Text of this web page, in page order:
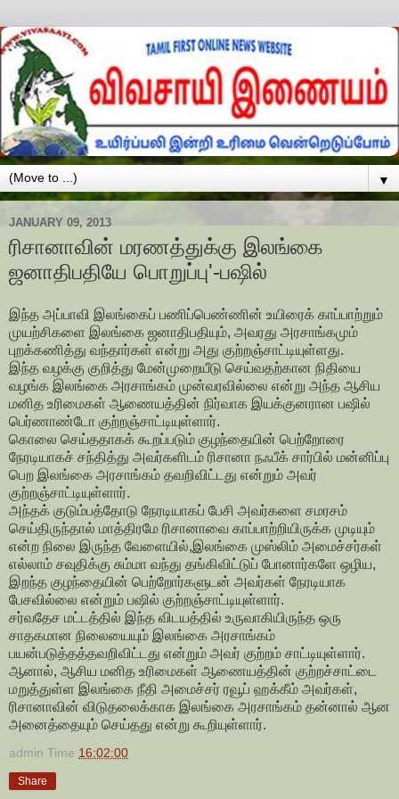
▼
JANUARY 09, 2013
ரிசானாவின் மரணத்துக்கு இலங்கை
ஜனாதிபதியே பொறுப்பு'-பஷில்
இந்த அப்பாவி இலங்கைப் பணிப்பெண்ணின் உயிரைக் காப்பாற்றும்
முயற்சிகளை இலங்கை ஜனாதிபதியும், அவரது அரசாங்கமும்
புறக்கணித்து வந்தார்கள் என்று அது குற்றஞ்சாட்டியுள்ளது.
இந்த வழக்கு குறித்து மேன்முறையீடு செய்வதற்கான நிதியை
வழங்க இலங்கை அரசாங்கம் முன்வரவில்லை என்று அந்த ஆசிய
மனித உரிமைகள் ஆணையத்தின் நிர்வாக இயக்குனரான பஷில்
பெர்ணாண்டோ குற்றஞ்சாட்டியுள்ளார்.
கொலை செய்ததாகக் கூறப்படும் குழந்தையின் பெற்றோரை
நேரடியாகச் சந்தித்து அவர்களிடம் ரிசானா நஃபீக் சார்பில் மன்னிப்பு
பெற இலங்கை அரசாங்கம் தவறிவிட்டது என்றும் அவர்
குற்றஞ்சாட்டியுள்ளார்.
அந்தக் குடும்பத்தோடு நேரடியாகப் பேசி அவர்களை சமரசம்
செய்திருந்தால் மாத்திரமே ரிசானாவை காப்பாற்றியிருக்க முடியும்
என்ற நிலை இருந்த வேளையில்,இலங்கை முஸ்லிம் அமைச்சர்கள்
எல்லாம் சவுதிக்கு சும்மா வந்து தங்கிவிட்டுப் போனார்களே ஒழிய,
இறந்த குழந்தையின் பெற்றோர்களுடன் அவர்கள் நேரடியாக
பேசவில்லை என்றும் பஷில் குற்றஞ்சாட்டியுள்ளார்.
சர்வதேச மட்டத்தில் இந்த விடயத்தில் உருவாகியிருந்த ஒரு
சாதகமான நிலையையும் இலங்கை அரசாங்கம்
பயன்படுத்தத்தவறிவிட்டது என்றும் அவர் குற்றம் சாட்டியுள்ளார்.
ஆனால், ஆசிய மனித உரிமைகள் ஆணையத்தின் குற்றச்சாட்டை
மறுத்துள்ள இலங்கை நீதி அமைச்சர் ரவூப் ஹக்கீம் அவர்கள்,
ரிசானாவின் விடுதலைக்காக இலங்கை அரசாங்கம் தன்னால் ஆன
அனைத்தையும் செய்தது என்று கூறியுள்ளார்.
admin Time 16:02:00
Share